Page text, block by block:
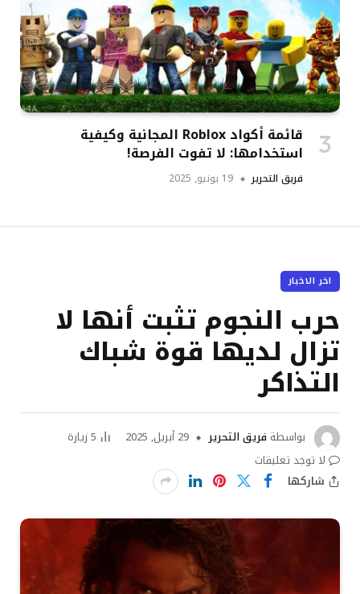
قائمة أكواد Roblox المجانية وكيفية
استخدامها: لا تفوت الفرصة!
فريق التحرير 19 يونيو, 2025
اخر الاخبار
حرب النجوم تثبت أنها لا
تزال لديها قوة شباك
التذاكر
بواسطة فريق التحرير 29 أبريل, 2025 5زيارة
لا توجد تعليقات
شاركها